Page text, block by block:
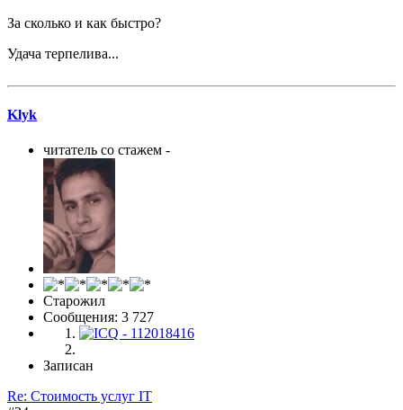
За сколько и как быстро?
Удача терпелива...
Klyk
читатель со стажем -
Старожил
Сообщения: 3 727
Записан
Re: Стоимость услуг IT